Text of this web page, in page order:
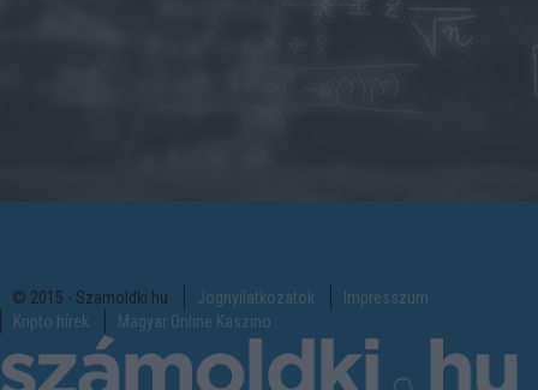
© 2015 - Szamoldki.hu Jognyilatkozatok
Impresszum
Kripto hírek
Magyar Online Kaszino